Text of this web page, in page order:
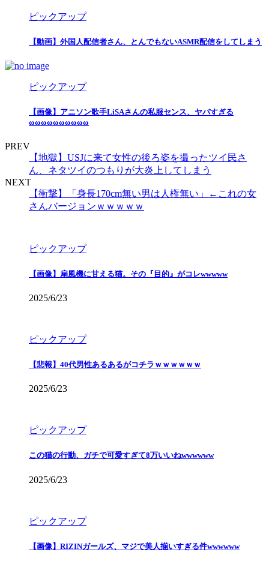
ピックアップ
【動画】外国人配信者さん、とんでもないASMR配信をしてしまう
ピックアップ
【画像】アニソン歌手LiSAさんの私服センス、ヤバすぎる
ωωωωωωωωωω
PREV
【地獄】USJに来て女性の後ろ姿を撮ったツイ民さ
ん、ネタツイのつもりが大炎上してしまう
NEXT
【衝撃】「身長170cm無い男は人権無い」←これの女
さんバージョンｗｗｗｗｗ
ピックアップ
【画像】扇風機に甘える猫。その『目的』がコレwwwww
2025/6/23
ピックアップ
【悲報】40代男性あるあるがコチラｗｗｗｗｗｗ
2025/6/23
ピックアップ
この猫の行動、ガチで可愛すぎて8万いいねwwwwww
2025/6/23
ピックアップ
【画像】RIZINガールズ、マジで美人揃いすぎる件wwwwww